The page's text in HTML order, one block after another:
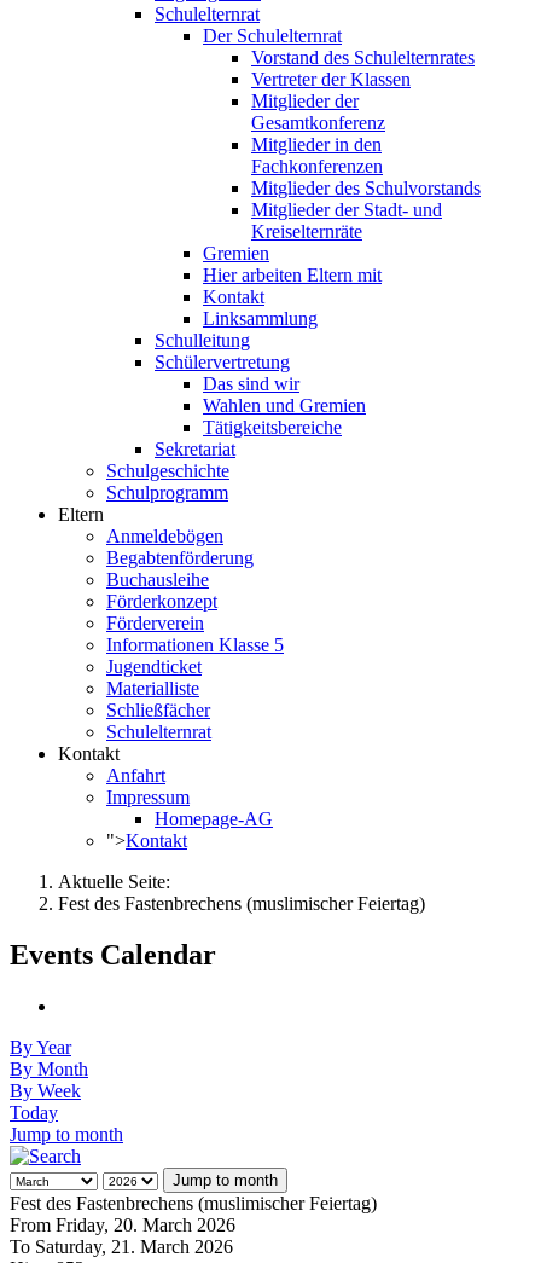
Schulelternrat
Der Schulelternrat
Vorstand des Schulelternrates
Vertreter der Klassen
Mitglieder der
Gesamtkonferenz
Mitglieder in den
Fachkonferenzen
Mitglieder des Schulvorstands
Mitglieder der Stadt- und
Kreiselternräte
Gremien
Hier arbeiten Eltern mit
Kontakt
Linksammlung
Schulleitung
Schülervertretung
Das sind wir
Wahlen und Gremien
Tätigkeitsbereiche
Sekretariat
Schulgeschichte
Schulprogramm
Eltern
Anmeldebögen
Begabtenförderung
Buchausleihe
Förderkonzept
Förderverein
Informationen Klasse 5
Jugendticket
Materialliste
Schließfächer
Schulelternrat
Kontakt
Anfahrt
Impressum
Homepage-AG
">Kontakt
Aktuelle Seite:
Fest des Fastenbrechens (muslimischer Feiertag)
Events Calendar
By Year
By Month
By Week
Today
Jump to month
Jump to month
Fest des Fastenbrechens (muslimischer Feiertag)
From Friday, 20. March 2026
To Saturday, 21. March 2026